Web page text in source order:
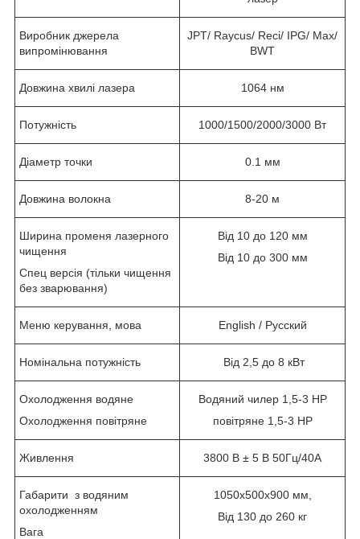
Виробник джерела
випромінювання
JPT/ Raycus/ Reci/ IPG/ Max/
BWT
Довжина хвилі лазера 1064 нм
Потужність 1000/1500/2000/3000 Вт
Діаметр точки 0.1 мм
Довжина волокна 8-20 м
Ширина променя лазерного
чищення
Спец версія (тільки чищення
без зварювання)
Від 10 до 120 мм
Від 10 до 300 мм
Меню керування, мова English / Русский
Номінальна потужність Від 2,5 до 8 кВт
Охолодження водяне
Охолодження повітряне
Водяний чилер 1,5-3 HP
повітряне 1,5-3 HP
Живлення 3800 В ± 5 В 50Гц/40А
Габарити з водяним
охолодженням
Вага
1050х500х900 мм,
Від 130 до 260 кг